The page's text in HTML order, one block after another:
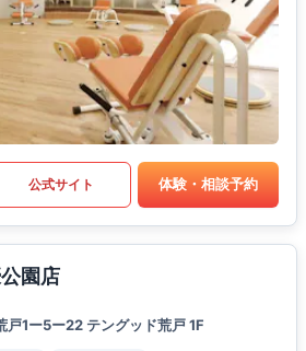
公式サイト 体験・相談予約
園店
戸1ー5ー22 テングッド荒戸 1F